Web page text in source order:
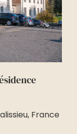
France